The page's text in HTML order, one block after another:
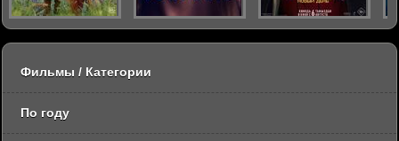
Фильмы / Категории
По году